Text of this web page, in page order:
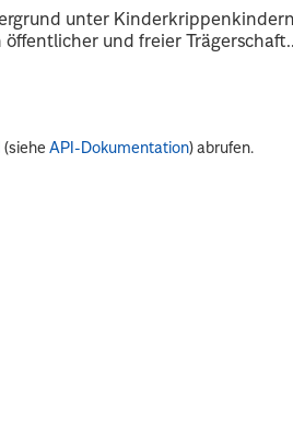
unter
und freier
(sieheAPI-Dokumentation) abrufen.